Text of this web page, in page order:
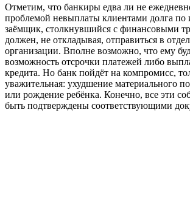
Отметим, что банкиры едва ли не
проблемой невыплаты клиентами долга по
заёмщик, столкнувшийся с финансовыми
должен, не откладывая, отправиться в
организации. Вполне возможно, что ему
возможность отсрочки платежей либо
кредита. Но банк пойдёт на компромисс,
уважительная: ухудшение материального
или рождение ребёнка. Конечно, все эти
быть подтверждены соответствующими